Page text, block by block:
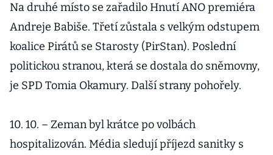
Na druhé místo se zařadilo Hnutí ANO premiéra
Andreje Babiše. Třetí zůstala s velkým odstupem
koalice Pirátů se Starosty (PirStan). Poslední
politickou stranou, která se dostala do sněmovny,
je SPD Tomia Okamury. Další strany pohořely.
10. 10. – Zeman byl krátce po volbách
hospitalizován. Média sledují příjezd sanitky s